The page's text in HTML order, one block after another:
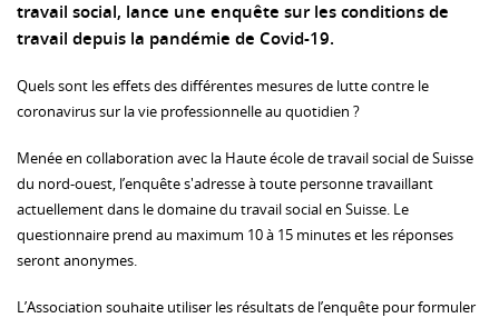
travail social, lance une enquête sur les conditions de
travail depuis la pandémie de Covid-19.
Quels sont les effets des différentes mesures de lutte contre le
coronavirus sur la vie professionnelle au quotidien ?
Menée en collaboration avec la Haute école de travail social de Suisse
du nord-ouest, l’enquête s'adresse à toute personne travaillant
actuellement dans le domaine du travail social en Suisse. Le
questionnaire prend au maximum 10 à 15 minutes et les réponses
seront anonymes.
L’Association souhaite utiliser les résultats de l’enquête pour formuler